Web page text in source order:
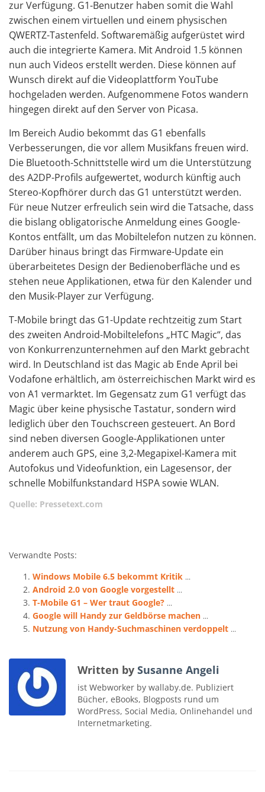
zur Verfügung. G1-Benutzer haben somit die Wahl
zwischen einem virtuellen und einem physischen
QWERTZ-Tastenfeld. Softwaremäßig aufgerüstet wird
auch die integrierte Kamera. Mit Android 1.5 können
nun auch Videos erstellt werden. Diese können auf
Wunsch direkt auf die Videoplattform YouTube
hochgeladen werden. Aufgenommene Fotos wandern
hingegen direkt auf den Server von Picasa.
Im Bereich Audio bekommt das G1 ebenfalls
Verbesserungen, die vor allem Musikfans freuen wird.
Die Bluetooth-Schnittstelle wird um die Unterstützung
des A2DP-Profils aufgewertet, wodurch künftig auch
Stereo-Kopfhörer durch das G1 unterstützt werden.
Für neue Nutzer erfreulich sein wird die Tatsache, dass
die bislang obligatorische Anmeldung eines Google-
Kontos entfällt, um das Mobiltelefon nutzen zu können.
Darüber hinaus bringt das Firmware-Update ein
überarbeitetes Design der Bedienoberfläche und es
stehen neue Applikationen, etwa für den Kalender und
den Musik-Player zur Verfügung.
T-Mobile bringt das G1-Update rechtzeitig zum Start
des zweiten Android-Mobiltelefons „HTC Magic“, das
von Konkurrenzunternehmen auf den Markt gebracht
wird. In Deutschland ist das Magic ab Ende April bei
Vodafone erhältlich, am österreichischen Markt wird es
von A1 vermarktet. Im Gegensatz zum G1 verfügt das
Magic über keine physische Tastatur, sondern wird
lediglich über den Touchscreen gesteuert. An Bord
sind neben diversen Google-Applikationen unter
anderem auch GPS, eine 3,2-Megapixel-Kamera mit
Autofokus und Videofunktion, ein Lagesensor, der
schnelle Mobilfunkstandard HSPA sowie WLAN.
Quelle: Pressetext.com
Verwandte Posts:
Windows Mobile 6.5 bekommt Kritik ...
Android 2.0 von Google vorgestellt ...
T-Mobile G1 – Wer traut Google? ...
Google will Handy zur Geldbörse machen ...
Nutzung von Handy-Suchmaschinen verdoppelt ...
Written by Susanne Angeli
ist Webworker by wallaby.de. Publiziert
Bücher, eBooks, Blogposts rund um
WordPress, Social Media, Onlinehandel und
Internetmarketing.